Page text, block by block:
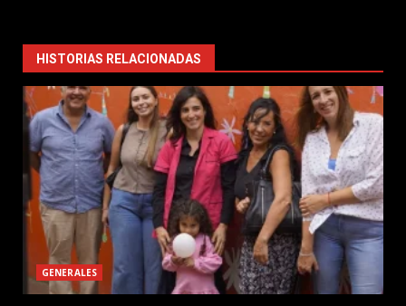
HISTORIAS RELACIONADAS
GENERALES